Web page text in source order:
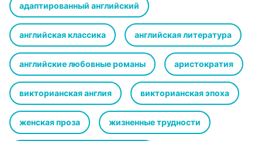
адаптированный английский
английская классика английская литература
английские любовные романы аристократия
викторианская англия викторианская эпоха
женская проза жизненные трудности